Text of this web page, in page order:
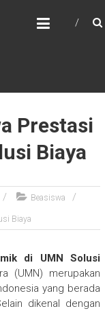
Prestasi
Biaya
Beasiswa
Biaya
di UMN Solusi
(UMN) merupakan
yang berada
dikenal dengan